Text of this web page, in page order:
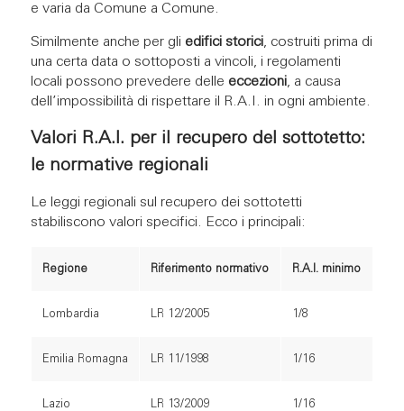
e varia da Comune a Comune.
Similmente anche per gli edifici storici, costruiti prima di
una certa data o sottoposti a vincoli, i regolamenti
locali possono prevedere delle eccezioni, a causa
dell’impossibilità di rispettare il R.A.I. in ogni ambiente.
Valori R.A.I. per il recupero del sottotetto:
le normative regionali
Le leggi regionali sul recupero dei sottotetti
stabiliscono valori specifici. Ecco i principali:
Regione Riferimento normativo R.A.I. minimo
Lombardia LR 12/2005 1/8
Emilia Romagna LR 11/1998 1/16
Lazio LR 13/2009 1/16